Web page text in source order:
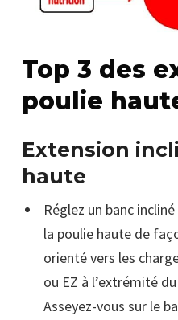
Top 3 des
poulie
Extension
haute
Réglez un banc
la poulie haute de
orienté vers les
ou EZ à l’extrémité
Asseyez-vous sur le